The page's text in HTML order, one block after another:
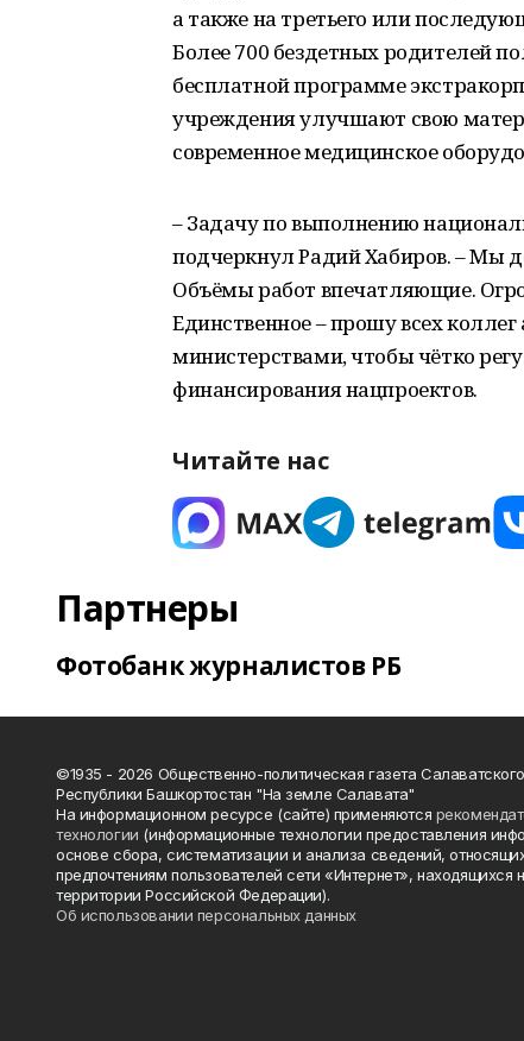
а также на третьего или
Более 700 бездетных родителей
бесплатной программе
учреждения улучшают свою
современное медицинское
– Задачу по выполнению
подчеркнул Радий Хабиров. – Мы
Объёмы работ впечатляющие.
Единственное – прошу всех
министерствами, чтобы чётко
финансирования нацпроектов.
Читайте нас
Партнеры
Фотобанк журналистов РБ
©1935 - 2026 Общественно-политическая газета
Республики Башкортостан "На земле Салавата"
На информационном ресурсе (сайте) применяются
технологии (информационные технологии предоставления
основе сбора, систематизации и анализа сведений,
предпочтениям пользователей сети «Интернет», находящихся
территории Российской Федерации).
Об использовании персональных данных